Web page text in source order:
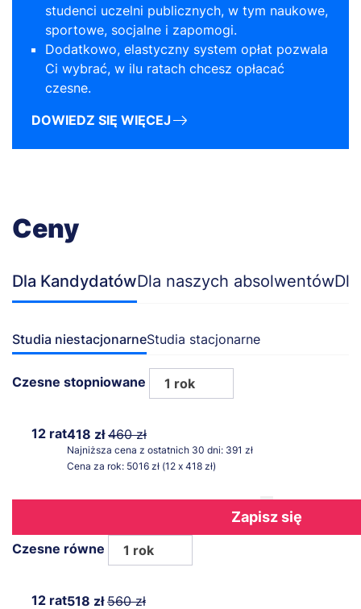
studenci uczelni publicznych, w tym naukowe,
sportowe, socjalne i zapomogi.
Dodatkowo, elastyczny system opłat pozwala
Ci wybrać, w ilu ratach chcesz opłacać
czesne.
DOWIEDZ SIĘ WIĘCEJ
Ceny
Dla KandydatówDla naszych absolwentów
Studia niestacjonarneStudia stacjonarne
Czesne stopniowane 1 rok
12 rat418 zł460 zł
Najniższa cena z ostatnich 30 dni: 391 zł
Cena za rok: 5016 zł (12 x 418 zł)
Zapisz się
Czesne równe 1 rok
12 rat518 zł560 zł